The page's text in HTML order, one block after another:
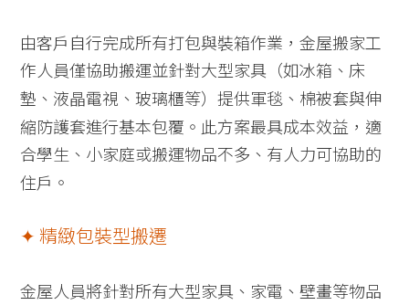
由客戶自行完成所有打包與裝箱作業，金屋搬家工
作人員僅協助搬運並針對大型家具（如冰箱、床
墊、液晶電視、玻璃櫃等）提供軍毯、棉被套與伸
縮防護套進行基本包覆。此方案最具成本效益，適
合學生、小家庭或搬運物品不多、有人力可協助的
住戶。
✦ 精緻包裝型搬遷
金屋人員將針對所有大型家具、家電、壁畫等物品